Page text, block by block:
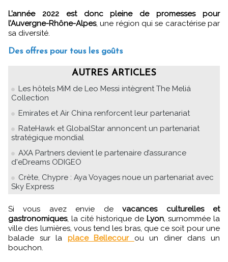
L’année 2022 est donc pleine de promesses pour
l’Auvergne-Rhône-Alpes, une région qui se caractérise par
sa diversité.
Des offres pour tous les goûts
AUTRES ARTICLES
Les hôtels MiM de Leo Messi intègrent The Meliá
Collection
Emirates et Air China renforcent leur partenariat
RateHawk et GlobalStar annoncent un partenariat
stratégique mondial
AXA Partners devient le partenaire d’assurance
d'eDreams ODIGEO
Crète, Chypre : Aya Voyages noue un partenariat avec
Sky Express
Si vous avez envie devacances culturelles et
gastronomiques, la cité historique de Lyon, surnommée la
ville des lumières, vous tend les bras, que ce soit pour une
balade sur la place Bellecour ou un diner dans un
bouchon.